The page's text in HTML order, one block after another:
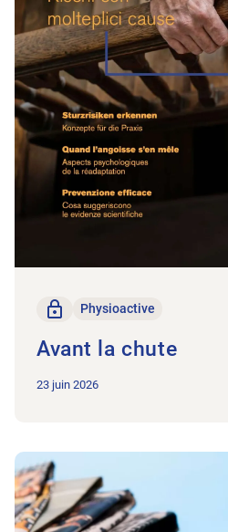
Seulement pour les membres
Physioactive
Avant la chute
23 juin 2026
Vers l'article En bref